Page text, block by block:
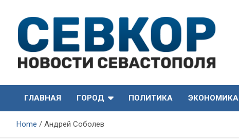
content
СевКор — Новости
Севастополя
Севастополя
ГЛАВНАЯ
ГОРОД ПОЛИТИКА ЭКОНОМИКА
Home Андрей Соболев